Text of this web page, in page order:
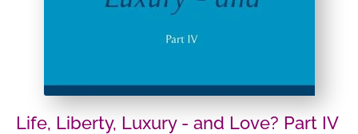
Life, Liberty, Luxury - and Love? Part IV